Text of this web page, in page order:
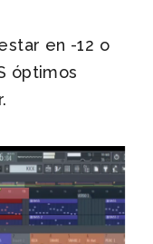
en -12 o
óptimos